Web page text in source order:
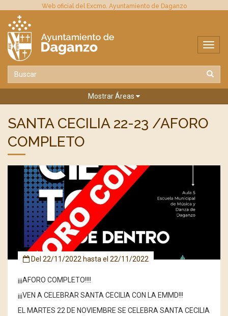
Web oficial del Excmo. Ayuntamiento de Daganzo
Mostrar Áreas
SANTA CECILIA 22-23 /AFORO
COMPLETO
Del 22/11/2022 hasta el 22/11/2022
¡¡¡AFORO COMPLETO!!!!
¡¡¡VEN A CELEBRAR SANTA CECILIA CON LA EMMD!!!
EL MARTES 22 DE NOVIEMBRE SE CELEBRA SANTA CECILIA